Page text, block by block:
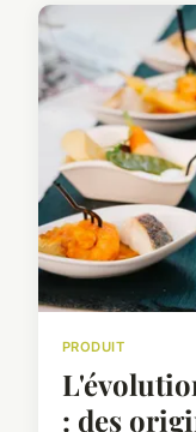
PRODUIT
: des